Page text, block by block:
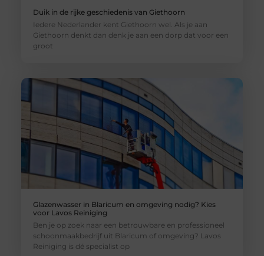
Duik in de rijke geschiedenis van Giethoorn
Iedere Nederlander kent Giethoorn wel. Als je aan
Giethoorn denkt dan denk je aan een dorp dat voor een
groot
Glazenwasser in Blaricum en omgeving nodig? Kies
voor Lavos Reiniging
Ben je op zoek naar een betrouwbare en professioneel
schoonmaakbedrijf uit Blaricum of omgeving? Lavos
Reiniging is dé specialist op